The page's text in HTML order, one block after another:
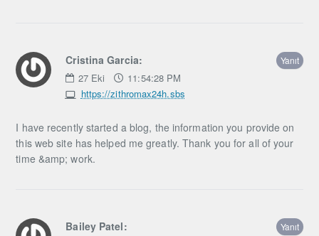
Cristina Garcia:
27 Eki
11:54:28 PM
https://zithromax24h.sbs
Yanıt
I have recently started a blog, the information you provide on
this web site has helped me greatly. Thank you for all of your
time &amp; work.
Bailey Patel: Yanıt